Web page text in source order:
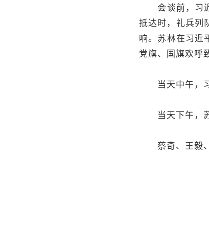
会谈前，习近
抵达时，礼兵列
响。苏林在习近
党旗、国旗欢呼
当天中午，习
当天下午，苏
蔡奇、王毅、